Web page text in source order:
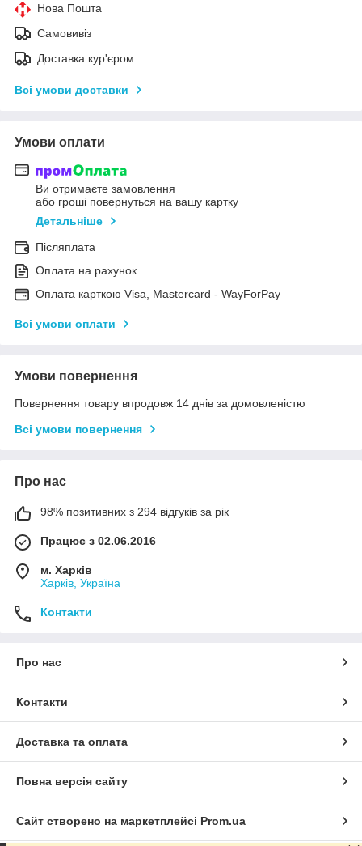
Нова Пошта
Самовивіз
Доставка кур'єром
Всі умови доставки
Умови оплати
Ви отримаєте замовлення
або гроші повернуться на вашу картку
Детальніше
Післяплата
Оплата на рахунок
Оплата карткою Visa, Mastercard - WayForPay
Всі умови оплати
Умови повернення
Повернення товару впродовж 14 днів за домовленістю
Всі умови повернення
Про нас
98% позитивних з 294 відгуків за рік
Працює з 02.06.2016
м. Харків
Харків, Україна
Контакти
Про нас
Контакти
Доставка та оплата
Повна версія сайту
Сайт створено на маркетплейсі Prom.ua